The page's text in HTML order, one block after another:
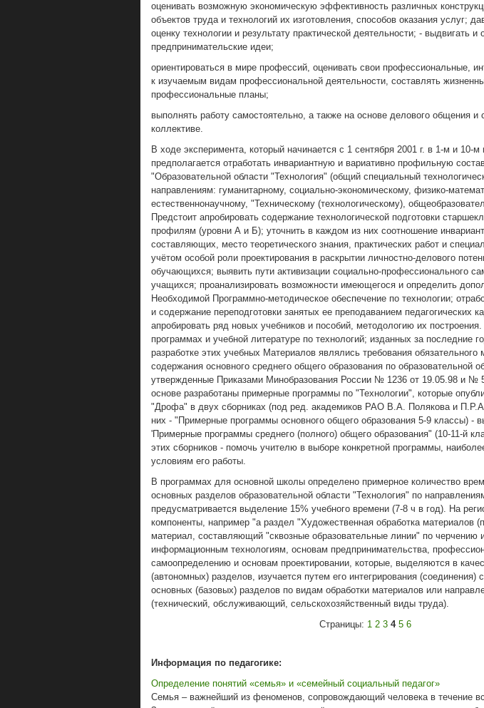
оценивать возможную экономическую эффективность различных
объектов труда и технологий их изготовления, способов оказания услуг;
оценку технологии и результату практической деятельности; - выдвигать и
предпринимательские идеи;
ориентироваться в мире профессий, оценивать свои профессиональные,
к изучаемым видам профессиональной деятельности, составлять
профессиональные планы;
выполнять работу самостоятельно, а также на основе делового общения и
коллективе.
В ходе эксперимента, который начинается с 1 сентября 2001 г. в 1-м и 10-м
предполагается отработать инвариантную и вариативно профильную
"Образовательной области "Технология" (общий специальный
направлениям: гуманитарному, социально-экономическому, физико-
естественнонаучному, "Техническому (технологическому),
Предстоит апробировать содержание технологической подготовки
профилям (уровни А и Б); уточнить в каждом из них соотношение
составляющих, место теоретического знания, практических работ и
учётом особой роли проектирования в раскрытии личностно-делового
обучающихся; выявить пути активизации социально-профессионального
учащихся; проанализировать возможности имеющегося и определить
Необходимой Программно-методическое обеспечение по технологии;
и содержание переподготовки занятых ее преподаванием педагогических
апробировать ряд новых учебников и пособий, методологию их
программах и учебной литературе по технологий; изданных за последние
разработке этих учебных Материалов являлись требования обязательного
содержания основного среднего общего образования по образовательной
утвержденные Приказами Минобразования России № 1236 от 19.05.98 и №
основе разработаны примерные программы по "Технологии", которые
"Дрофа" в двух сборниках (под ред. академиков РАО В.А. Полякова и
них - "Примерные программы основного общего образования 5-9 классы) -
'Примерные программы среднего (полного) общего образования" (10-11-й
этих сборников - помочь учителю в выборе конкретной программы,
условиям его работы.
В программах для основной школы определено примерное количество
основных разделов образовательной области "Технология" по
предусматривается выделение 15% учебного времени (7-8 ч в год). На
компоненты, например "а раздел "Художественная обработка материалов
материал, составляющий "сквозные образовательные линии" по черчению
информационным технологиям, основам предпринимательства,
самоопределению и основам проектировании, которые, выделяются в
(автономных) разделов, изучается путем его интегрирования (соединения)
основных (базовых) разделов по видам обработки материалов или
(технический, обслуживающий, сельскохозяйственный виды труда).
Страницы: 1 2 3 4 5 6
Информация по педагогике:
Определение понятий «семья» и «семейный социальный педагог»
Семья – важнейший из феноменов, сопровождающий человека в течение